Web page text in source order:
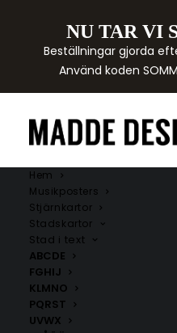
NU TAR VI
Beställningar gjorda
Använd koden
Hem
Musikposters
Stjärnkartor
Stadskartor
Stad i text
ABCDE
FGHIJ
KLMNO
PQRST
UVWX